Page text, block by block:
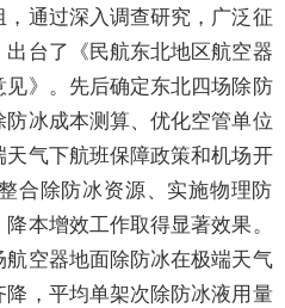
通过深入调查研究，广泛征
台了《民航东北地区航空器
》。先后确定东北四场除防
冰成本测算、优化空管单位
气下航班保障政策和机场开
合除防冰资源、实施物理防
本增效工作取得显著效果。
空器地面除防冰在极端天气
，平均单架次除防冰液用量